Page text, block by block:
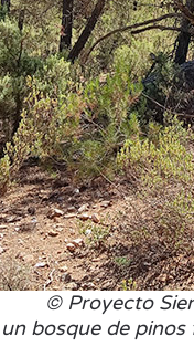
© Proyecto
bosque de